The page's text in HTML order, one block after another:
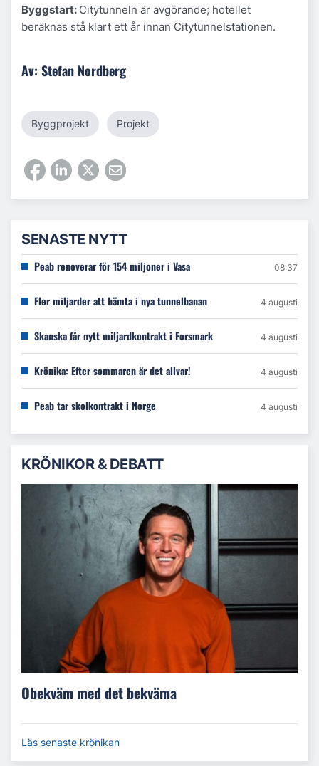
Byggstart: Citytunneln är avgörande; hotellet
beräknas stå klart ett år innan Citytunnelstationen.
Av: Stefan Nordberg
Byggprojekt Projekt
SENASTE NYTT
Peab renoverar för 154 miljoner i Vasa 08:37
Fler miljarder att hämta i nya tunnelbanan 4 augusti
Skanska får nytt miljardkontrakt i Forsmark 4 augusti
Krönika: Efter sommaren är det allvar! 4 augusti
Peab tar skolkontrakt i Norge 4 augusti
KRÖNIKOR & DEBATT
Obekväm med det bekväma
Läs senaste krönikan